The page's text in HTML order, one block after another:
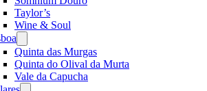
Taylor’s
Wine & Soul
menu
Quinta das Murgas
Quinta do Olival da Murta
Vale da Capucha